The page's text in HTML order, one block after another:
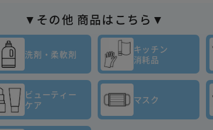
▼その他 商品はこちら▼
洗剤・柔軟剤
キッチン
消耗品
ビューティー
ケア
マスク